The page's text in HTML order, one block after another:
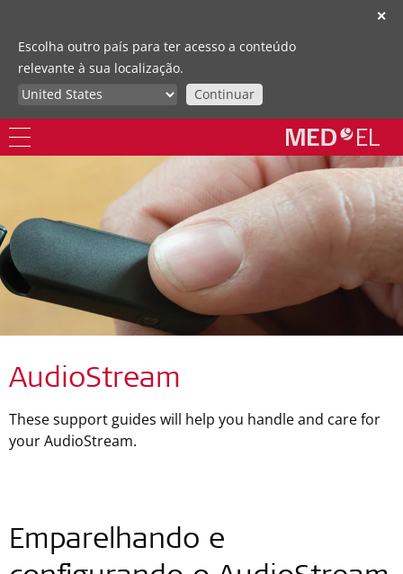
✕
Escolha outro país para ter acesso a conteúdo
relevante à sua localização.
Continuar
AudioStream
These support guides will help you handle and care for
your AudioStream.
Emparelhando e